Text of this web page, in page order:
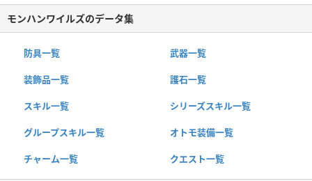
モンハンワイルズのデータ集
防具一覧 武器一覧
装飾品一覧 護石一覧
スキル一覧 シリーズスキル一覧
グループスキル一覧 オトモ装備一覧
チャーム一覧 クエスト一覧